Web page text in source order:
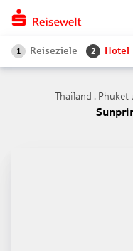
1 Reiseziele 2 Hotel
Thailand . Phuket